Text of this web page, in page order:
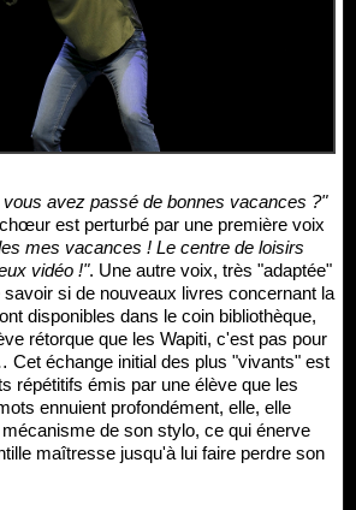
vous avez passé de bonnes vacances ?"
est perturbé par une première voix
mes vacances ! Le centre de loisirs
vidéo !". Une autre voix, très "adaptée"
si de nouveaux livres concernant la
disponibles dans le coin bibliothèque,
rétorque que les Wapiti, c'est pas pour
Cet échange initial des plus "vivants" est
répétitifs émis par une élève que les
ennuient profondément, elle, elle
de son stylo, ce qui énerve
maîtresse jusqu'à lui faire perdre son